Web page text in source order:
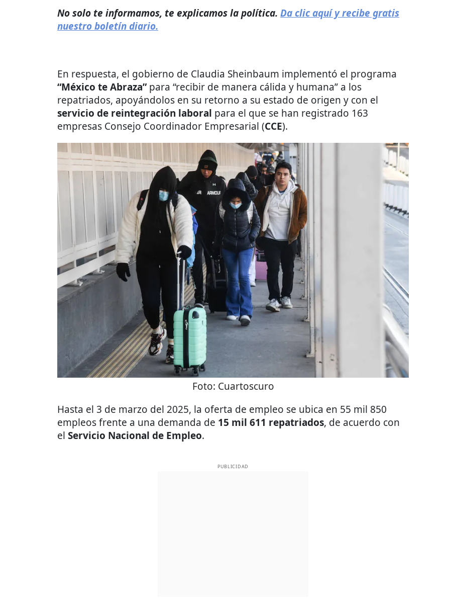
No solo te informamos, te explicamos la política. Da clic aquí y recibe gratis
nuestro boletín diario.
En respuesta, el gobierno de Claudia Sheinbaum implementó el programa
“México te Abraza”para “recibir de manera cálida y humana” a los
repatriados, apoyándolos en su retorno a su estado de origen y con el
servicio de reintegración laboral para el que se han registrado 163
empresas Consejo Coordinador Empresarial (CCE).
Foto: Cuartoscuro
Hasta el 3 de marzo del 2025, la oferta de empleo se ubica en 55 mil 850
empleos frente a una demanda de 15 mil 611 repatriados, de acuerdo con
el Servicio Nacional de Empleo.
PUBLICIDAD